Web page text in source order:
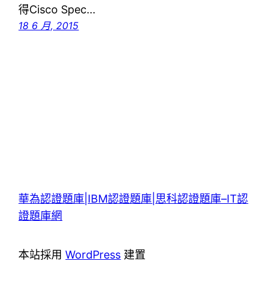
得Cisco Spec…
18 6 月, 2015
華為認證題庫|IBM認證題庫|思科認證題庫–IT認
證題庫網
本站採用WordPress 建置